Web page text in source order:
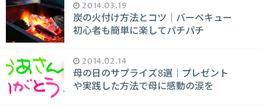
2014.03.19
炭の火付け方法とコツ｜バーベキュー
初心者も簡単に楽してパチパチ
2014.02.14
母の日のサプライズ8選｜プレゼント
や実践した方法で母に感動の涙を